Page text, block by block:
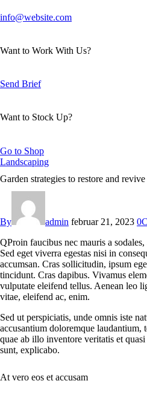
info@website.com
Want to Work With Us?
Send Brief
Want to Stock Up?
Go to Shop
Landscaping
Garden strategies to restore and
By admin februar 21, 2023 0
QProin faucibus nec mauris a
Sed eget viverra egestas nisi in
accumsan. Cras sollicitudin, ipsum
tincidunt. Cras dapibus. Vivamus
vulputate eleifend tellus. Aenean leo
vitae, eleifend ac, enim.
Sed ut perspiciatis, unde omnis iste
accusantium doloremque laudantium,
quae ab illo inventore veritatis et
sunt, explicabo.
At vero eos et accusam